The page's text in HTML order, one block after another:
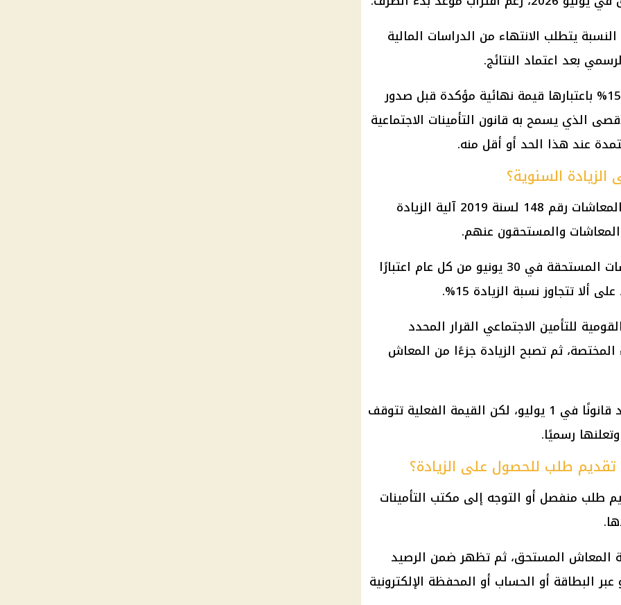
يتطلب الانتهاء من الدراسات المالية
بعد اعتماد النتائج.
وبالتالي، لا يصح التعامل مع نسبة 15% باعتبارها قيمة نهائية مؤكدة قبل صدور
الذي يسمح به قانون التأمينات الاجتماعية
عند هذا الحد أو أقل منه.
السنوية؟
ينظم قانون التأمينات الاجتماعية والمعاشات رقم 148 لسنة 2019 آلية الزيادة
والمستحقون عنهم.
وتنص المادة 35 على زيادة المعاشات المستحقة في 30 يونيو من كل عام اعتبارًا
تتجاوز نسبة الزيادة 15%.
للتأمين الاجتماعي القرار المحدد
المختصة، ثم تصبح الزيادة جزءًا من المعاش
ويعني ذلك أن موعد التطبيق محدد قانونًا في 1 يوليو، لكن القيمة الفعلية تتوقف
رسميًا.
طلب للحصول على الزيادة؟
طلب منفصل أو التوجه إلى مكتب التأمينات
المعاش المستحق، ثم تظهر ضمن الرصيد
البطاقة أو الحساب أو المحفظة الإلكترونية